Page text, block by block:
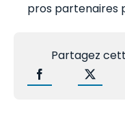
pros partenaires
Partagez